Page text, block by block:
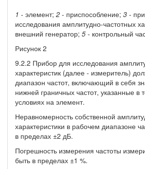
1 - элемент; 2 - приспособление; 3 -
исследования амплитудно-частотных
внешний генератор; 5 - контрольный
Рисунок 2
9.2.2 Прибор для исследования
характеристик (далее - измеритель)
диапазон частот, включающий в себя
нижней граничных частот, указанные в
условиях на элемент.
Неравномерность собственной
характеристики в рабочем диапазоне
в пределах ±2 дБ.
Погрешность измерения частоты
быть в пределах ±1 %.